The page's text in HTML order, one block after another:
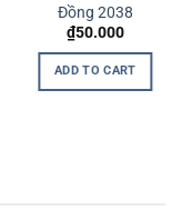
Đồng 2038
₫50.000
ADD TO CART